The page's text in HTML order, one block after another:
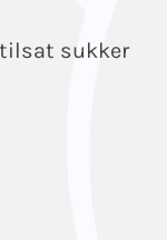
sukker